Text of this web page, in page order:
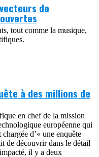
de
tout comme la musique,
à des millions de
en chef de la mission
européenne qui
d’« une enquête
de découvrir dans le détail
il y a deux